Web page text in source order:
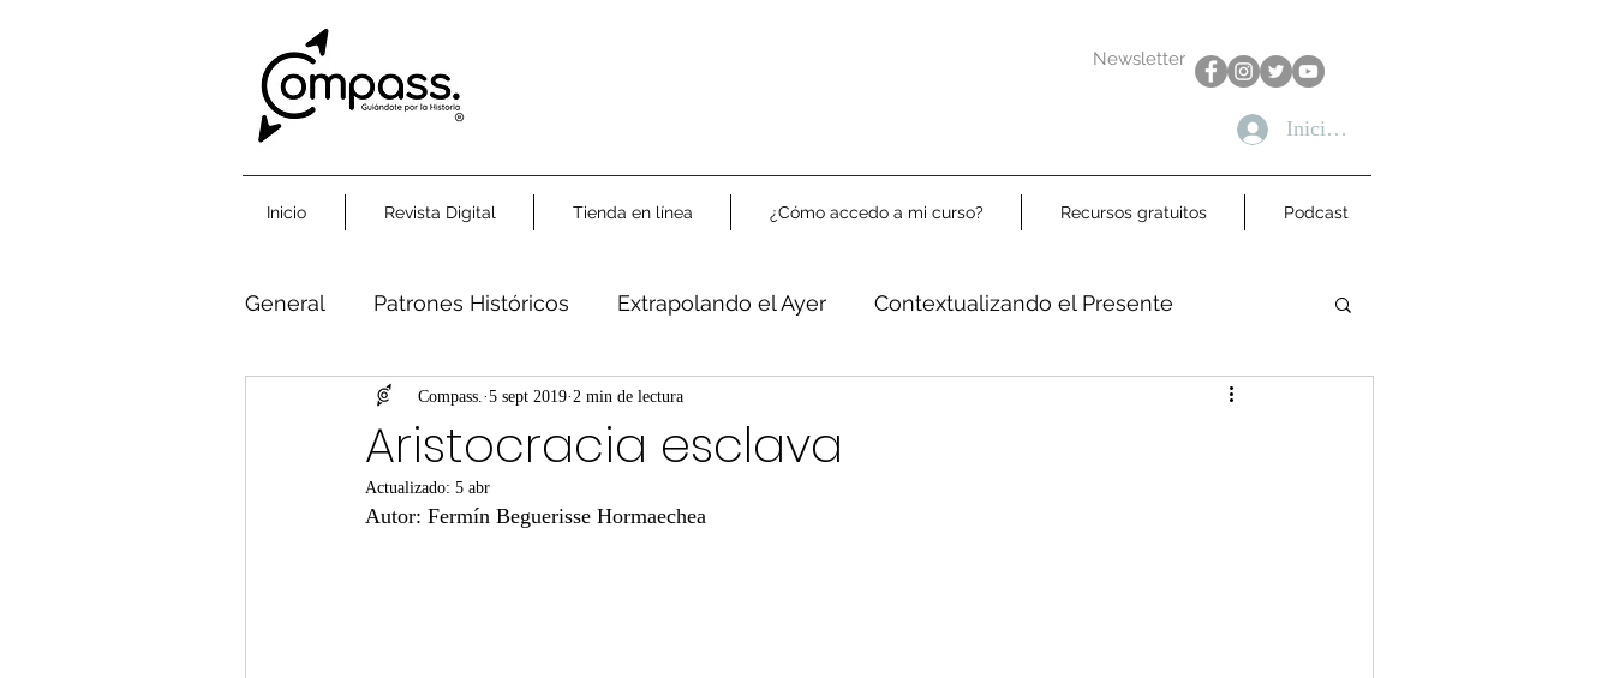
Newsletter
Iniciar sesión
Inicio Revista Digital Tienda en línea ¿Cómo accedo a mi curso? Recursos gratuitos Podcast
General Patrones Históricos Extrapolando el Ayer Contextualizando el Presente
Humanidad Común Libre Análisis
Aristocracia esclava
Compass. 5 sept 2019 2 min de lectura
Actualizado: 5 abr
Autor: Fermín Beguerisse Hormaechea